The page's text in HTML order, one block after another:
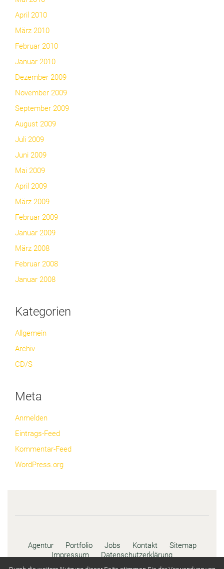
April 2010
März 2010
Februar 2010
Januar 2010
Dezember 2009
November 2009
September 2009
August 2009
Juli 2009
Juni 2009
Mai 2009
April 2009
März 2009
Februar 2009
Januar 2009
März 2008
Februar 2008
Januar 2008
Kategorien
Allgemein
Archiv
CD/S
Meta
Anmelden
Eintrags-Feed
Kommentar-Feed
WordPress.org
Agentur Portfolio Jobs Kontakt
Sitemap
Impressum
Datenschutzerklärung